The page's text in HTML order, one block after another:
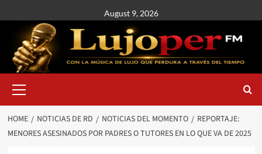
August 9, 2026
HOME NOTICIAS DE RD NOTICIAS DEL MOMENTO
REPORTAJE:
MENORES ASESINADOS POR PADRES O TUTORES EN LO QUE VA DE 2025